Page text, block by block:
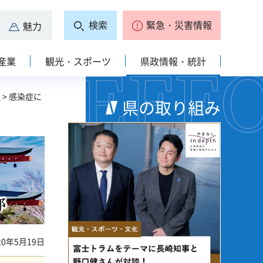
魅力 検索 緊急・災害情報
業 観光・スポーツ 県政情報・統計
> 感染症に
開の国やまなし こんにちは。知事の長崎です
年5月19日
県の取り組み